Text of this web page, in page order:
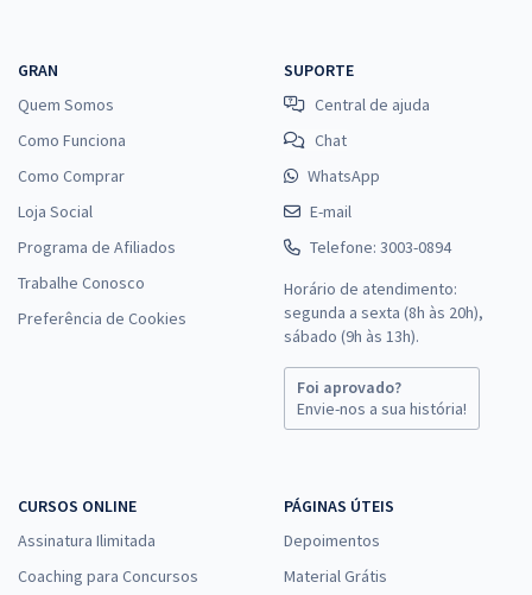
GRAN
Quem Somos
Como Funciona
Como Comprar
Loja Social
Programa de Afiliados
Trabalhe Conosco
Preferência de Cookies
SUPORTE
Central de ajuda
Chat
WhatsApp
E-mail
Telefone: 3003-0894
Horário de atendimento:
segunda a sexta (8h às 20h),
sábado (9h às 13h).
Foi aprovado?
Envie-nos a sua história!
CURSOS ONLINE
Assinatura Ilimitada
Coaching para Concursos
PÁGINAS ÚTEIS
Depoimentos
Material Grátis